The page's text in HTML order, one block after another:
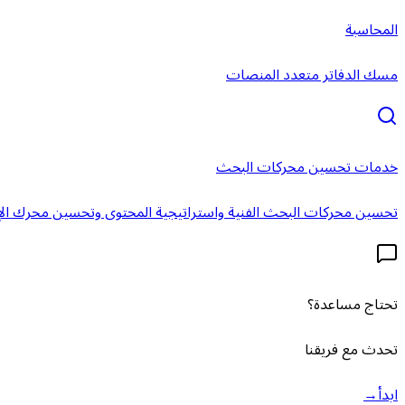
المحاسبة
مسك الدفاتر متعدد المنصات
خدمات تحسين محركات البحث
تحسين محركات البحث الفنية واستراتيجية المحتوى وتحسين محرك
تحتاج مساعدة؟
تحدث مع فريقنا
ابدأ→